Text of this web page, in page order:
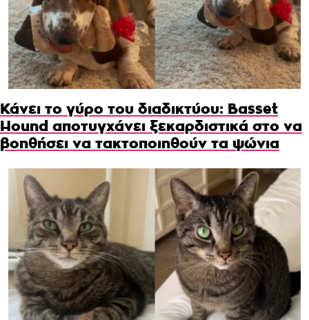
Κάνει το γύρο του διαδικτύου: Basset
Hound αποτυγχάνει ξεκαρδιστικά στο να
βοηθήσει να τακτοποιηθούν τα ψώνια